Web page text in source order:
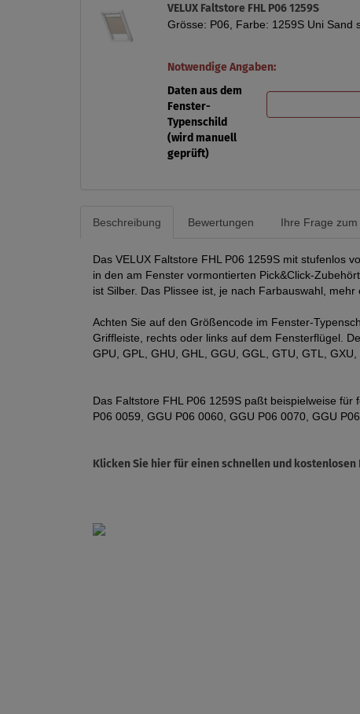
VELUX Faltstore FHL P06 1259S
Grösse: P06, Farbe: 1259S Uni Sand
Notwendige Angaben:
Daten aus dem
Fenster-
Typenschild
(wird manuell
geprüft)
Beschreibung Bewertungen Ihre Frage zum
Das VELUX Faltstore FHL P06 1259S mit stufenlos
in den am Fenster vormontierten Pick&Click-
ist Silber. Das Plissee ist, je nach Farbauswahl,
Achten Sie auf den Größencode im Fenster-
Griffleiste, rechts oder links auf dem Fensterflügel.
GPU, GPL, GHU, GHL, GGU, GGL, GTU, GTL, GXU,
Das Faltstore FHL P06 1259S paßt beispielweise für
P06 0059, GGU P06 0060, GGU P06 0070, GGU
Klicken Sie hier für einen schnellen und kostenlosen